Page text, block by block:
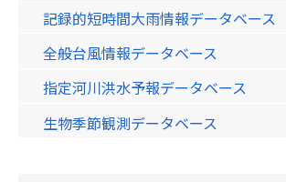
記録的短時間大雨情報データベース
全般台風情報データベース
指定河川洪水予報データベース
生物季節観測データベース